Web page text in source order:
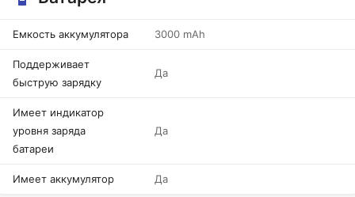
Емкость аккумулятора 3000 mAh
Поддерживает
быструю зарядку
Да
Имеет индикатор
уровня заряда
батареи
Да
Имеет аккумулятор Да